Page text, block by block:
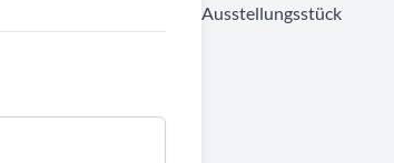
Ausstellungsstück